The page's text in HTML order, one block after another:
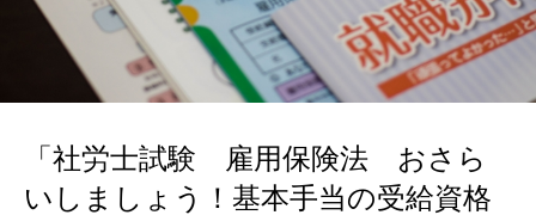
「社労士試験 雇用保険法 おさら
いしましょう！基本手当の受給資格